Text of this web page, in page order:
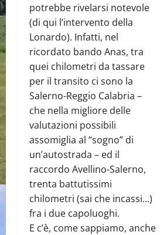
potrebbe rivelarsi notevole
(di qui l’intervento della
Lonardo). Infatti, nel
ricordato bando Anas, tra
quei chilometri da tassare
per il transito ci sono la
Salerno-Reggio Calabria –
che nella migliore delle
valutazioni possibili
assomiglia al “sogno” di
un’autostrada – ed il
raccordo Avellino-Salerno,
trenta battutissimi
chilometri (sai che incassi…)
fra i due capoluoghi.
E c’è, come sappiamo, anche